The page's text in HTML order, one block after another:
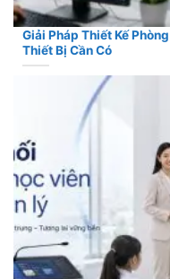
Giải Pháp Thiết Kế
Thiết Bị Cần Có